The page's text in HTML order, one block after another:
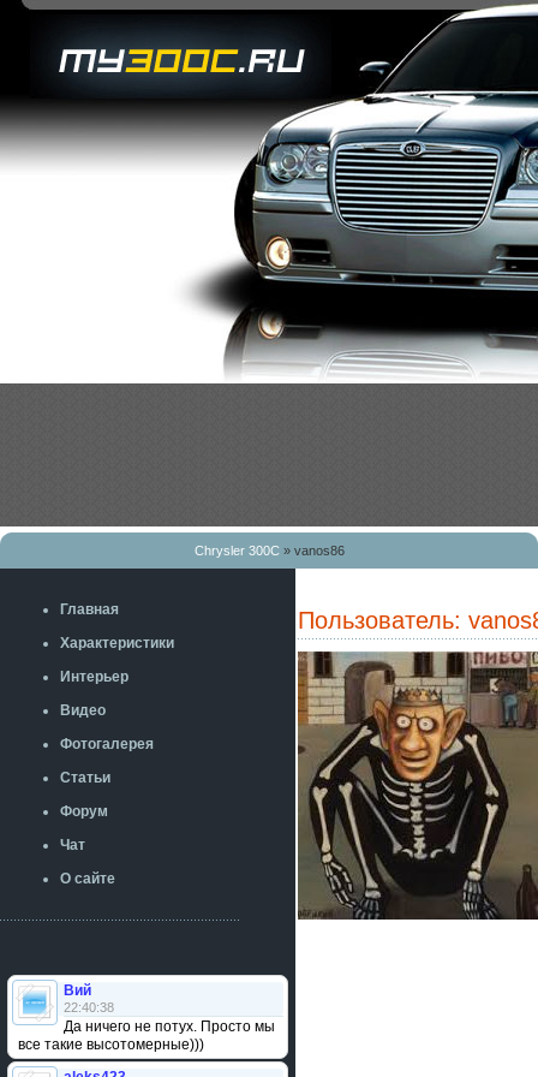
Chrysler 300C» vanos86
Главная
Характеристики
Интерьер
Видео
Фотогалерея
Статьи
Форум
Чат
О сайте
Вий
22:40:38
Да ничего не потух. Просто мы
все такие высотомерные)))
Пользователь: